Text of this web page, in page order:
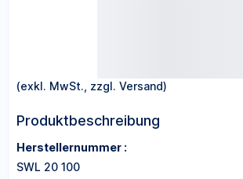
(exkl. MwSt., zzgl. Versand)
Produktbeschreibung
Herstellernummer :
SWL 20 100